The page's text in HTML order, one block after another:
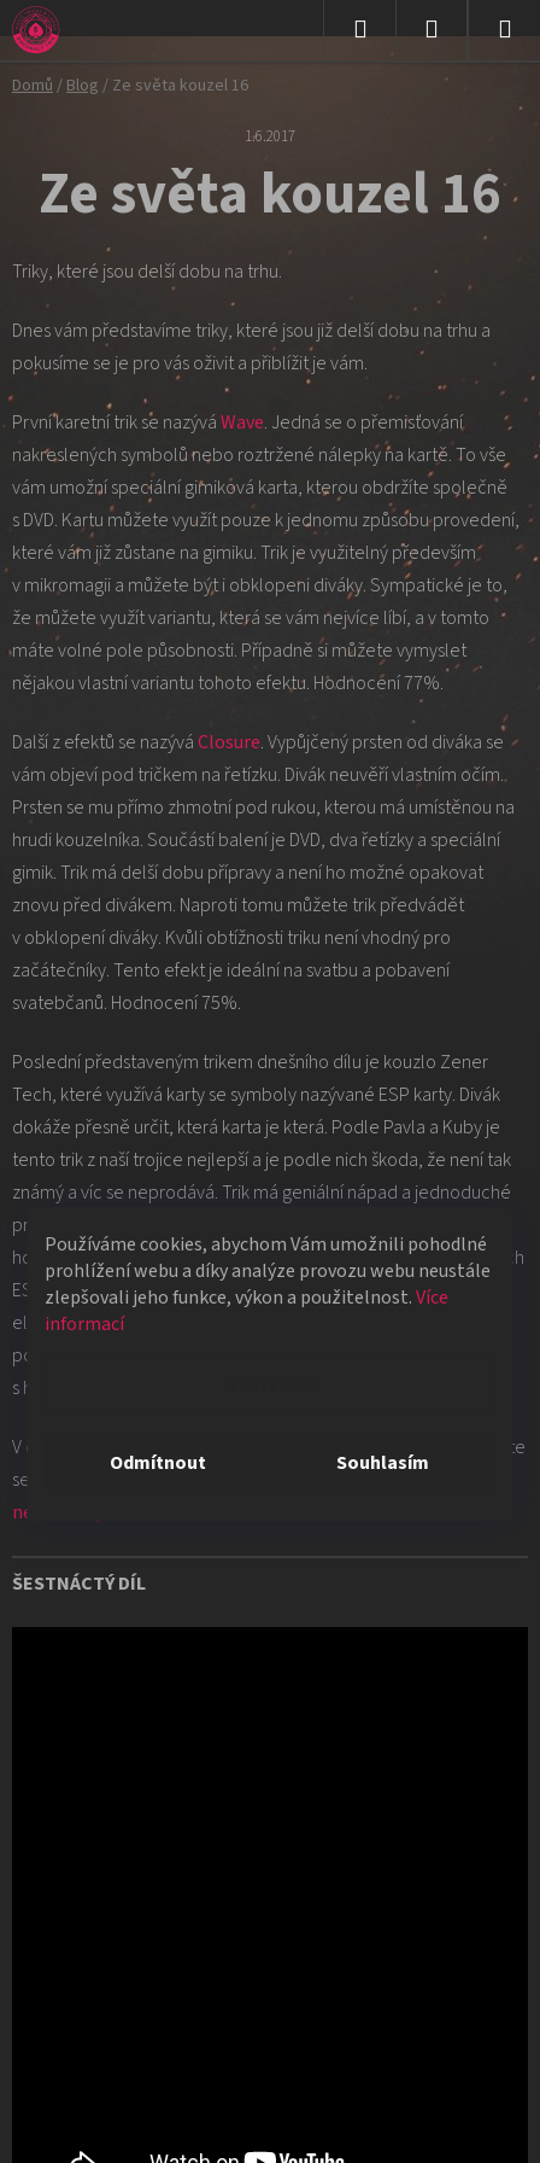
Používáme cookies, abychom Vám umožnili pohodlné
prohlížení webu a díky analýze provozu webu neustále
zlepšovali jeho funkce, výkon a použitelnost.Více
informací
Odmítnout Souhlasím
Přejít
na
Domů/Blog / Ze světa kouzel 16
Ze světa kouzel 16
1.6.2017
Triky, které jsou delší dobu na trhu.
Dnes vám představíme triky, které jsou již delší dobu na trhu a
pokusíme se je pro vás oživit a přiblížit je vám.
První karetní trik se nazýváWave. Jedná se o přemisťování
nakreslených symbolů nebo roztržené nálepky na kartě. To vše
vám umožní speciální gimiková karta, kterou obdržíte společně
s DVD. Kartu můžete využít pouze k jednomu způsobu provedení,
které vám již zůstane na gimiku. Trik je využitelný především
v mikromagii a můžete být i obklopeni diváky. Sympatické je to,
že můžete využít variantu, která se vám nejvíce líbí, a v tomto
máte volné pole působnosti. Případně si můžete vymyslet
nějakou vlastní variantu tohoto efektu. Hodnocení 77%.
Další z efektů se nazýváClosure. Vypůjčený prsten od diváka se
vám objeví pod tričkem na řetízku. Divák neuvěří vlastním očím.
Prsten se mu přímo zhmotní pod rukou, kterou má umístěnou na
hrudi kouzelníka. Součástí balení je DVD, dva řetízky a speciální
gimik. Trik má delší dobu přípravy a není ho možné opakovat
znovu před divákem. Naproti tomu můžete trik předvádět
v obklopení diváky. Kvůli obtížnosti triku není vhodný pro
začátečníky. Tento efekt je ideální na svatbu a pobavení
svatebčanů. Hodnocení 75%.
Poslední představeným trikem dnešního dílu je kouzlo Zener
Tech, které využívá karty se symboly nazývané ESP karty. Divák
dokáže přesně určit, která karta je která. Podle Pavla a Kuby je
tento trik z naší trojice nejlepší a je podle nich škoda, že není tak
známý a víc se neprodává. Trik má geniální nápad a jednoduché
provedení, které budete schopni se perfektně naučit do jedné
hodiny. V balení obdržíte několik normálních a několik gimikových
ESP karet s výukovým DVD a lepítky a to vše je dodáno ve velmi
elegantním obalu. Trik nelze okamžitě opakovat. Pokud ale
porovnáme cenu a výkon, tak je tento trik naprosto úžasný
s hodnocením 93%.
V dnešním slovníčku se dozvíte co to jsou Cups and Balls a naučíte
se speciální označení karty v balíčku. Cena pro dnešní díl je
neviditelný balíček – Invisible deck
ŠESTNÁCTÝ DÍL